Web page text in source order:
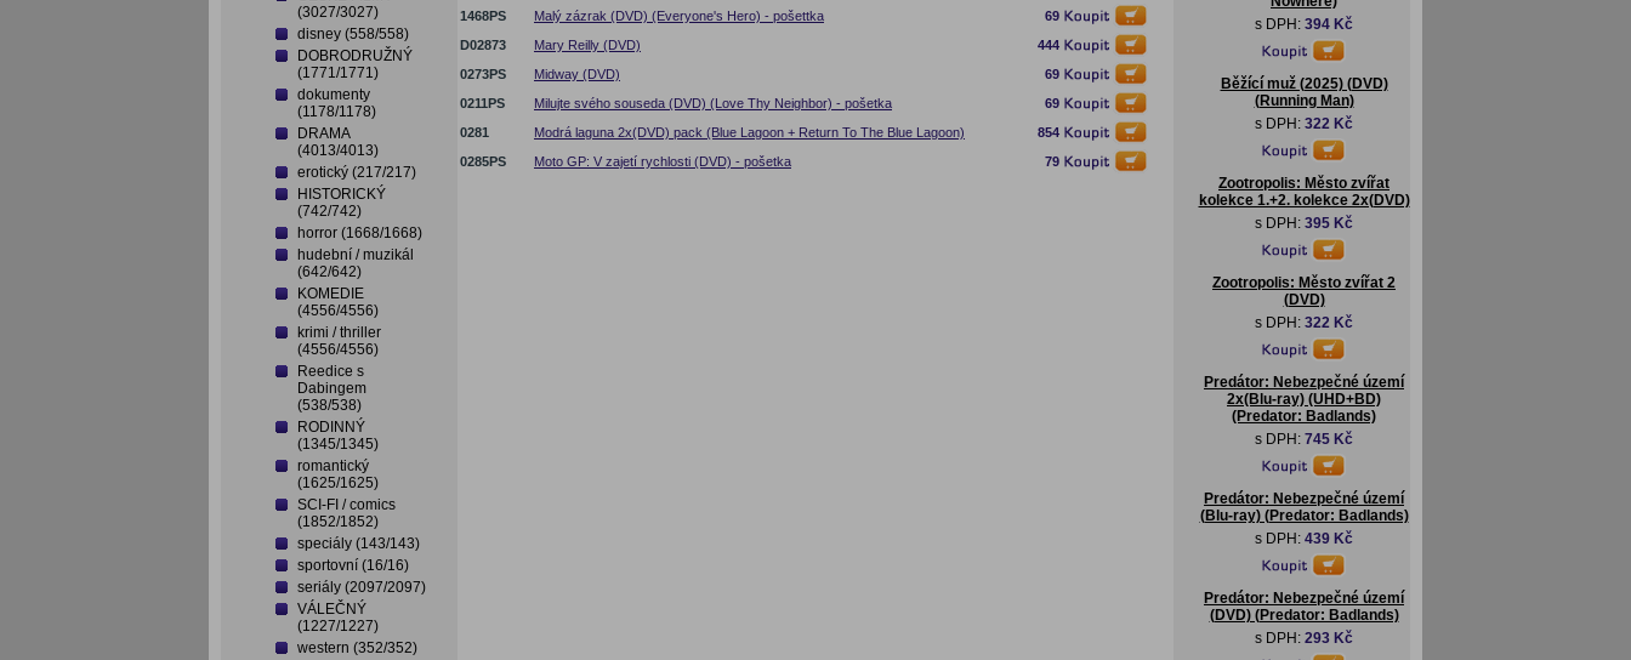
(3027/3027)
disney (558/558)
DOBRODRUŽNÝ
(1771/1771)
dokumenty
(1178/1178)
DRAMA
(4013/4013)
erotický (217/217)
HISTORICKÝ
(742/742)
horror (1668/1668)
hudební / muzikál
(642/642)
KOMEDIE
(4556/4556)
krimi / thriller
(4556/4556)
Reedice s
Dabingem
(538/538)
RODINNÝ
(1345/1345)
romantický
(1625/1625)
SCI-FI / comics
(1852/1852)
speciály (143/143)
sportovní (16/16)
seriály (2097/2097)
VÁLEČNÝ
(1227/1227)
western (352/352)
1468PS
Malý zázrak (DVD) (Everyone's Hero) - pošettka
69
D02873
Mary Reilly (DVD)
444
0273PS
Midway (DVD)
69
0211PS
Milujte svého souseda (DVD) (Love Thy Neighbor) - pošetka
69
0281
Modrá laguna 2x(DVD) pack (Blue Lagoon + Return To The Blue Lagoon)
854
0285PS
Moto GP: V zajetí rychlosti (DVD) - pošetka 79
s DPH: 394 Kč
Běžící muž (2025) (DVD)
(Running Man)
s DPH: 322 Kč
Zootropolis: Město zvířat
kolekce 1.+2. kolekce 2x(DVD)
s DPH: 395 Kč
Zootropolis: Město zvířat 2
(DVD)
s DPH: 322 Kč
Predátor: Nebezpečné území
2x(Blu-ray) (UHD+BD)
(Predator: Badlands)
s DPH: 745 Kč
Predátor: Nebezpečné území
(Blu-ray) (Predator: Badlands)
s DPH: 439 Kč
Predátor: Nebezpečné území
(DVD) (Predator: Badlands)
s DPH: 293 Kč